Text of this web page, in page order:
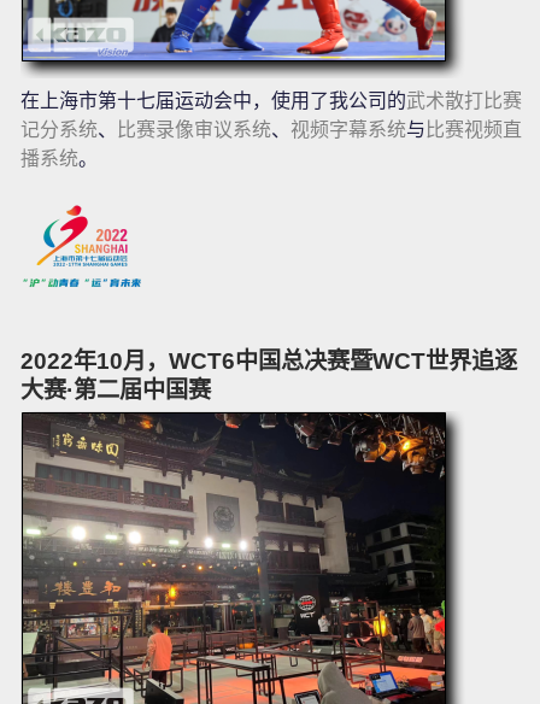
在上海市第十七届运动会中，使用了我公司的武术散打比赛
记分系统、 比赛录像审议系统、 视频字幕系统与 比赛视频直
播系统。
2022年10月，WCT6中国总决赛暨WCT世界追逐
大赛·第二届中国赛